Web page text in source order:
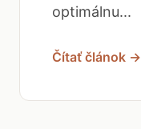
optimálnu...
Čítať článok →